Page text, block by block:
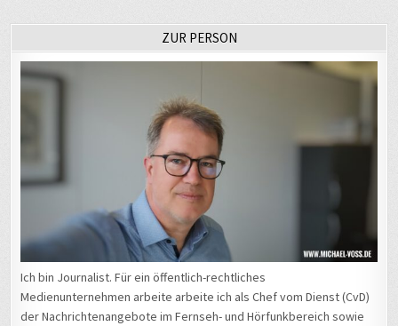
ZUR PERSON
Ich bin Journalist. Für ein öffentlich-rechtliches
Medienunternehmen arbeite arbeite ich als Chef vom Dienst (CvD)
der Nachrichtenangebote im Fernseh- und Hörfunkbereich sowie